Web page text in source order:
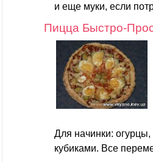
и еще муки, если
Пицца Быстро-
Для начинки: огурцы,
кубиками. Все